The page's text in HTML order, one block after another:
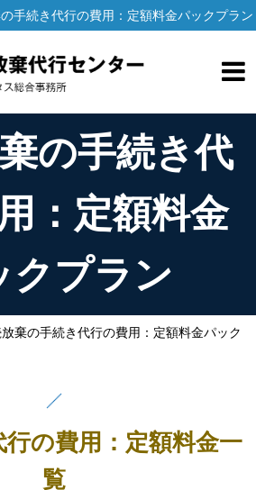
手続き代行の費用：定額料金パックプラン
の手続き代
：定額料金
クプラン
棄の手続き代行の費用：定額料金パック
の費用：定額料金一
覧